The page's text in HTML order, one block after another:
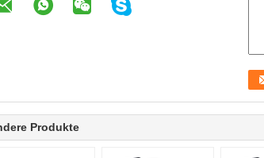
Produkte